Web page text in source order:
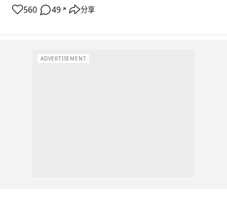
560 49 ↗ 分享
ADVERTISEMENT